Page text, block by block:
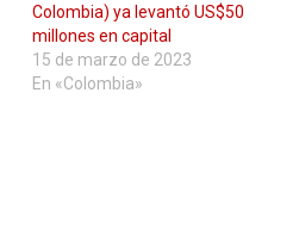
Colombia) ya levantó US$50
millones en capital
15 de marzo de 2023
En «Colombia»